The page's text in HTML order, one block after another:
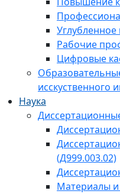
Рабочие
Цифровые
исскуственного
Наука
(Д999.003.02)
Материалы и